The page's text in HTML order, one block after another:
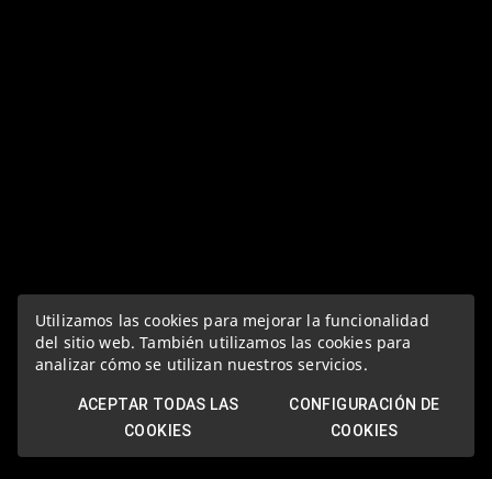
Utilizamos las cookies para mejorar la funcionalidad
del sitio web. También utilizamos las cookies para
analizar cómo se utilizan nuestros servicios.
ACEPTAR TODAS LAS
COOKIES
CONFIGURACIÓN DE
COOKIES